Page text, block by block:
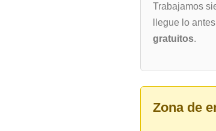
Trabajamos
llegue lo
gratuitos.
Zona de